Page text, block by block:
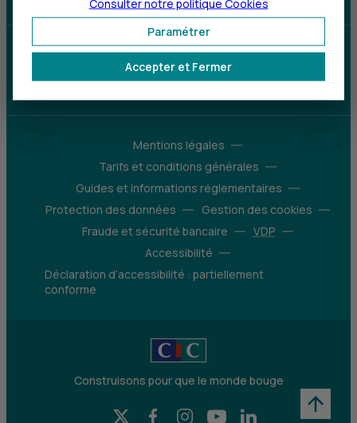
Parrainez un proche et profitez ensemble
d’avantages
Mentions légales
Tarifs et conditions générales
Guides et informations réglementaires
Protection des données
Gestion des cookies
Fraude et sécurité bancaire
VDP
Accessibilité
Déclaration d’accessibilité : partiellement
conforme
Construisons pour que le monde bouge
X (Twitter) - CIC
Facebook - CIC
Instagram - CIC
YouTube - CICLinkedIn - CIC
Accepter et Fermer
Paramétrer
Consulter notre politique Cookies